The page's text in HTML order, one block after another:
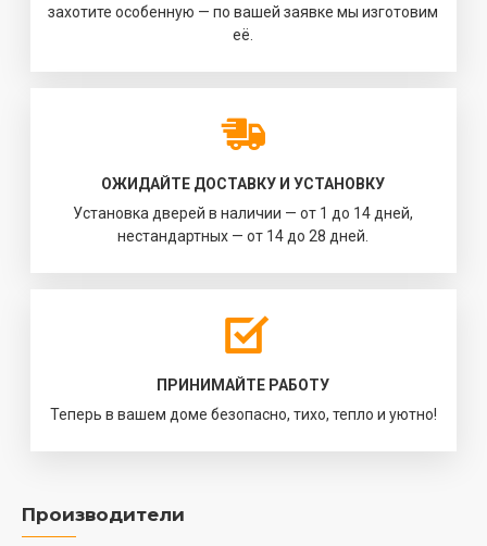
захотите особенную — по вашей заявке мы изготовим
её.
ОЖИДАЙТЕ ДОСТАВКУ И УСТАНОВКУ
Установка дверей в наличии — от 1 до 14 дней,
нестандартных — от 14 до 28 дней.
ПРИНИМАЙТЕ РАБОТУ
Теперь в вашем доме безопасно, тихо, тепло и уютно!
Производители